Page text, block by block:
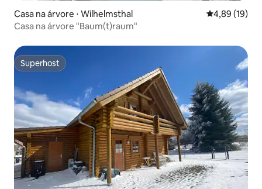
Casa na árvore ⋅ Wilhelmsthal 4,89 de uma
4,89 (19)
Casa na árvore "Baum(t)raum"
Superhost
Superhost